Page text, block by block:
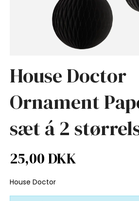
House Doctor
Ornament
sæt á 2
25,00 DKK
House Doctor